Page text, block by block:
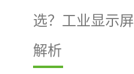
选？工业显示
解析